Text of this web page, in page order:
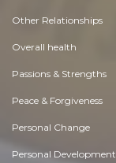
Other Relationships
Overall health
Passions & Strengths
Peace & Forgiveness
Personal Change
Personal Development